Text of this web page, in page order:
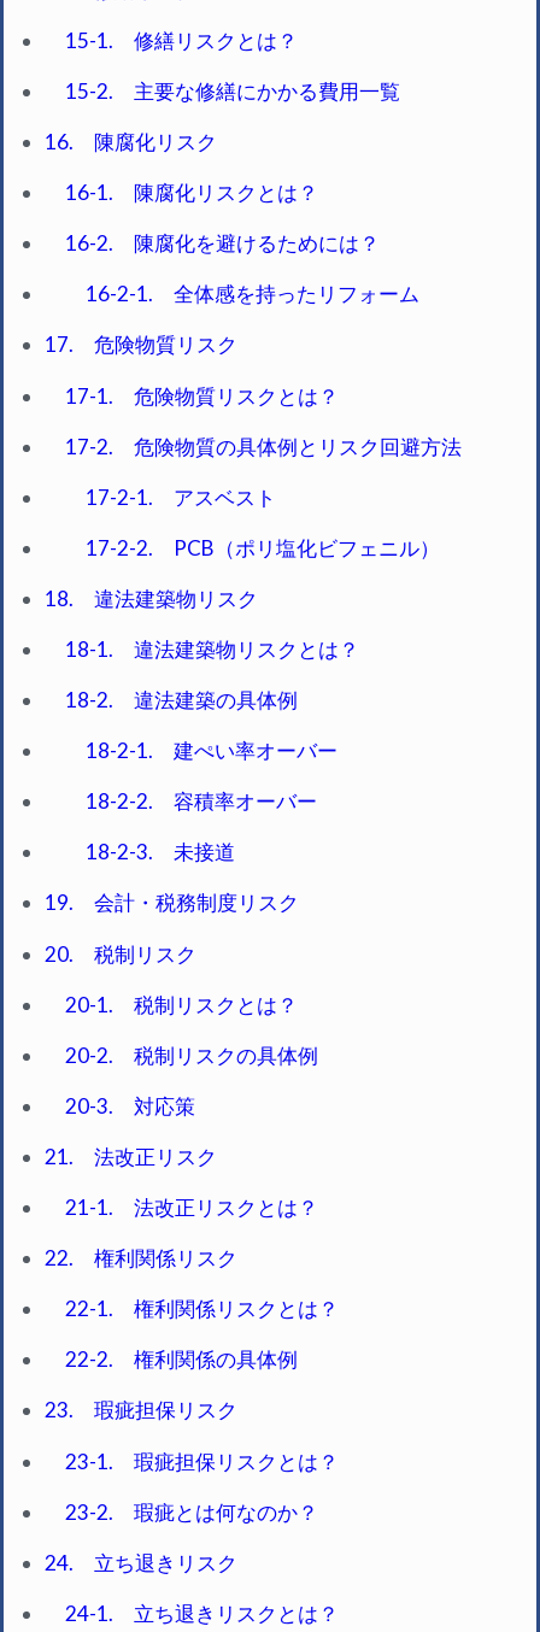
15-1. 修繕リスクとは？
15-2. 主要な修繕にかかる費用一覧
16. 陳腐化リスク
16-1. 陳腐化リスクとは？
16-2. 陳腐化を避けるためには？
16-2-1. 全体感を持ったリフォーム
17. 危険物質リスク
17-1. 危険物質リスクとは？
17-2. 危険物質の具体例とリスク回避方法
17-2-1. アスベスト
17-2-2. PCB（ポリ塩化ビフェニル）
18. 違法建築物リスク
18-1. 違法建築物リスクとは？
18-2. 違法建築の具体例
18-2-1. 建ぺい率オーバー
18-2-2. 容積率オーバー
18-2-3. 未接道
19. 会計・税務制度リスク
20. 税制リスク
20-1. 税制リスクとは？
20-2. 税制リスクの具体例
20-3. 対応策
21. 法改正リスク
21-1. 法改正リスクとは？
22. 権利関係リスク
22-1. 権利関係リスクとは？
22-2. 権利関係の具体例
23. 瑕疵担保リスク
23-1. 瑕疵担保リスクとは？
23-2. 瑕疵とは何なのか？
24. 立ち退きリスク
24-1. 立ち退きリスクとは？